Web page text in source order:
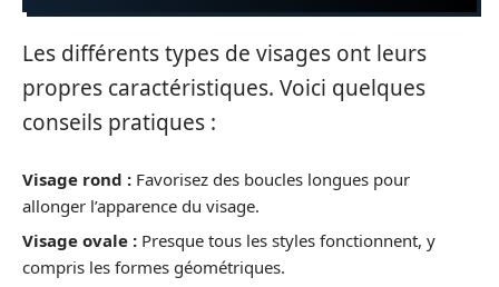
Les différents types de visages ont leurs
propres caractéristiques. Voici quelques
conseils pratiques :
Visage rond : Favorisez des boucles longues pour
allonger l’apparence du visage.
Visage ovale : Presque tous les styles fonctionnent, y
compris les formes géométriques.